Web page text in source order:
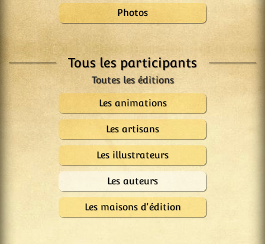
Photos
Tous les participants
Les animations
Les artisans
Les illustrateurs
Les auteurs
Les maisons d'édition